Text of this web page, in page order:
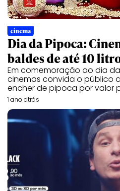
cinema
Dia da Pipoca:
baldes de até 10
Em comemoração ao dia
cinemas convida o público
encher de pipoca por valor
1 ano atrás